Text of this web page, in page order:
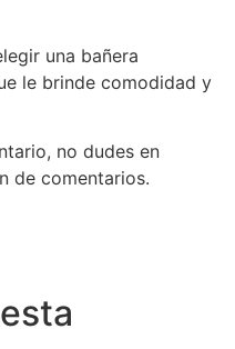
una bañera
le brinde comodidad y
no dudes en
de comentarios.